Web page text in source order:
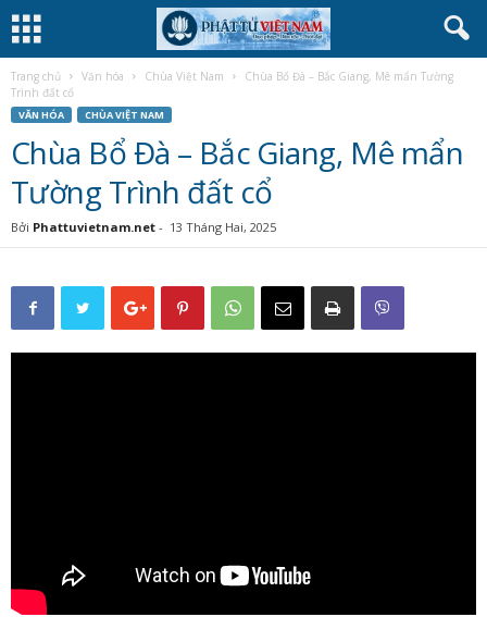
Trang chủ Văn hóa Chùa Việt Nam
Chùa Bổ Đà – Bắc Giang, Mê mẩn Tường
Trình đất cổ
VĂN HÓA CHÙA VIỆT NAM
Chùa Bổ Đà – Bắc Giang, Mê mẩn
Tường Trình đất cổ
Bởi Phattuvietnam.net - 13 Tháng Hai, 2025